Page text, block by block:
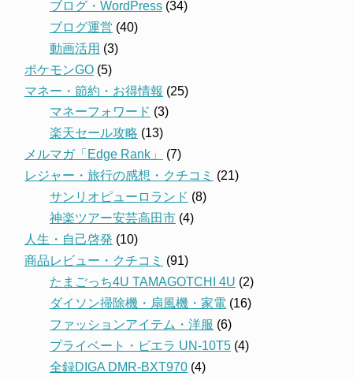
ブログ・WordPress (34)
ブログ運営 (40)
動画活用 (3)
ポケモンGO (5)
マネー・節約・お得情報 (25)
マネーフォワード (3)
楽天セール攻略 (13)
メルマガ「Edge Rank」
(7)
レジャー・旅行の感想・クチコミ (21)
サンリオピューロランド (8)
神楽ツアー安芸高田市 (4)
人生・自己啓発 (10)
商品レビュー・クチコミ (91)
たまごっち4U TAMAGOTCHI 4U (2)
ダイソン掃除機・扇風機・家電 (16)
ファッションアイテム・洋服 (6)
プライベート・ビエラ UN-10T5 (4)
全録DIGA DMR-BXT970 (4)